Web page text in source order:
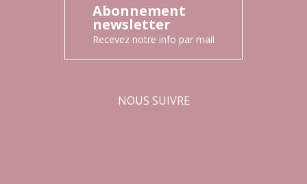
Abonnement
newsletter
Recevez notre info par mail
NOUS SUIVRE